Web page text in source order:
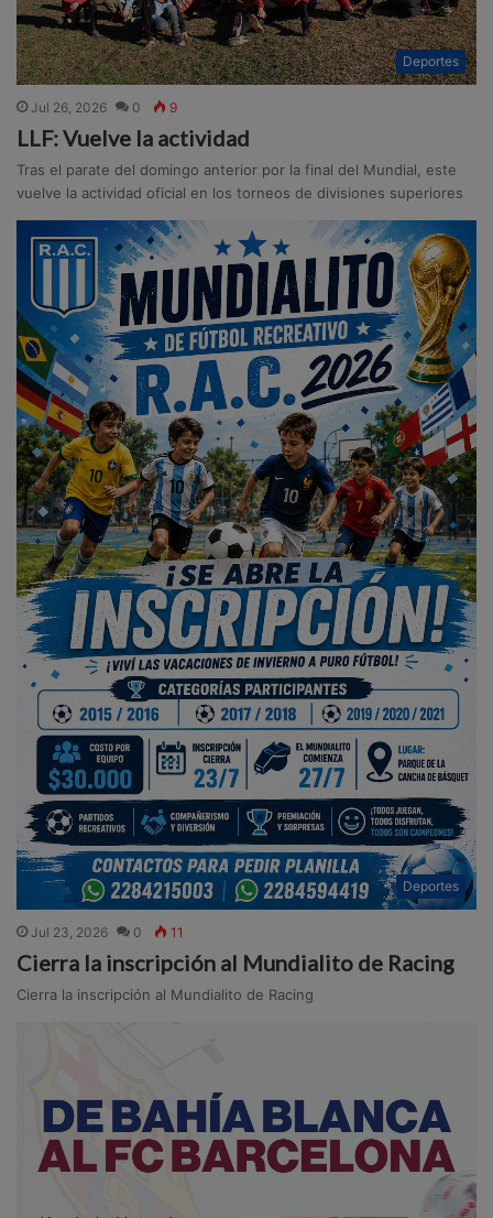
Deportes
Jul 26, 2026 0 9
LLF: Vuelve la actividad
Tras el parate del domingo anterior por la final del Mundial, este
vuelve la actividad oficial en los torneos de divisiones superiores
Deportes
Jul 23, 2026 0 11
Cierra la inscripción al Mundialito de Racing
Cierra la inscripción al Mundialito de Racing